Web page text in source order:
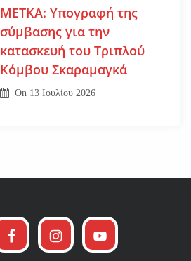
ΜΕΤΚΑ: Υπογραφή της
σύμβασης για την
κατασκευή του Τριπλού
Κόμβου Σκαραμαγκά
On 13 Ιουλίου 2026